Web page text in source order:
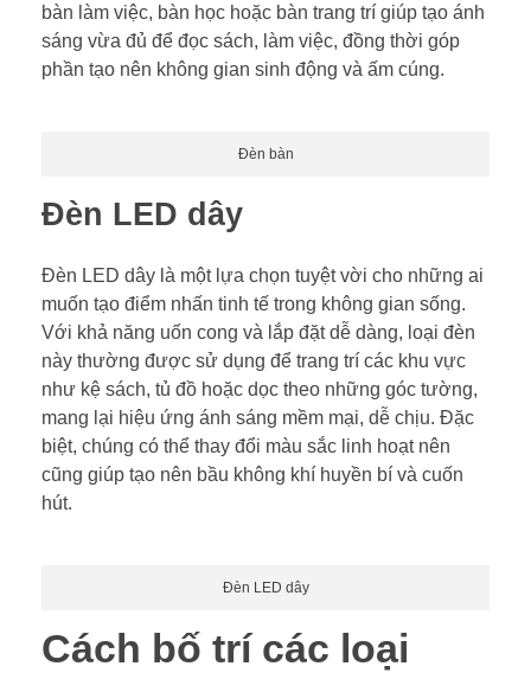
bàn làm việc, bàn học hoặc bàn trang trí giúp tạo ánh
sáng vừa đủ để đọc sách, làm việc, đồng thời góp
phần tạo nên không gian sinh động và ấm cúng.
Đèn bàn
Đèn LED dây
Đèn LED dây là một lựa chọn tuyệt vời cho những ai
muốn tạo điểm nhấn tinh tế trong không gian sống.
Với khả năng uốn cong và lắp đặt dễ dàng, loại đèn
này thường được sử dụng để trang trí các khu vực
như kệ sách, tủ đồ hoặc dọc theo những góc tường,
mang lại hiệu ứng ánh sáng mềm mại, dễ chịu. Đặc
biệt, chúng có thể thay đổi màu sắc linh hoạt nên
cũng giúp tạo nên bầu không khí huyền bí và cuốn
hút.
Đèn LED dây
Cách bố trí các loại